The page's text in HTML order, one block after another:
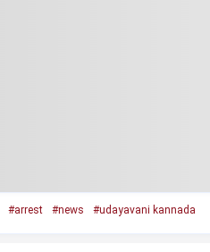
#arrest #news #udayavani kannada